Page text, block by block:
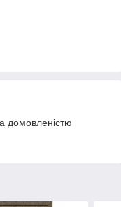
домовленістю